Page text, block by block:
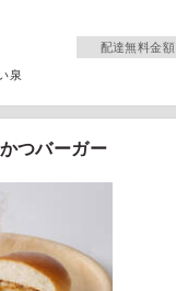
配達無料金額
泉
つバーガー